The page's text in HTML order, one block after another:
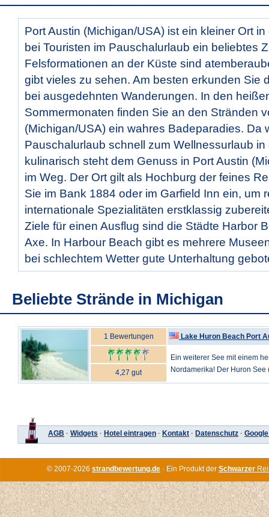
Port Austin (Michigan/USA) ist ein kleiner Ort
bei Touristen im Pauschalurlaub ein beliebtes
Felsformationen an der Küste sind
gibt vieles zu sehen. Am besten erkunden Sie
bei ausgedehnten Wanderungen. In den
Sommermonaten finden Sie an den Stränden
(Michigan/USA) ein wahres Badeparadies. Da
Pauschalurlaub schnell zum Wellnessurlaub
kulinarisch steht dem Genuss in Port Austin
im Weg. Der Ort gilt als Hochburg der feines
Sie im Bank 1884 oder im Garfield Inn ein, um
internationale Spezialitäten erstklassig
Ziele für einen Ausflug sind die Städte Harbor
Axe. In Harbour Beach gibt es mehrere
bei schlechtem Wetter gute Unterhaltung
Beliebte Strände in Michigan
1 Bewertungen Lake Huron Beach Port
Ein weiterer See mit einem
Nordamerika! Der Huron
4,27 gut
AGB · Widgets · Hotel eintragen · Kontakt · Datenschutz ·
© 2007-2026 strandbewertung.de · Ein Produkt der Schwarzer